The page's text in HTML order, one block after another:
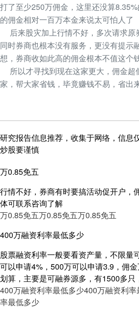
打了至少250万佣金，这里还没算
的佣金相对一百万本金来说太可怕人了
后来股灾加上行情不好，多次请求原
同时券商也根本没有服务，更没有提示
想，券商收如此高的佣金根本不值这个钱
所以才寻找到现在这家更大，佣金超
家，帮大家省钱，毕竟赚钱不易，省出
研究报告信息推荐，收集于网络，信息
炒股要谨慎
万0.85免五
行情不好，券商有时要搞活动促开户，
体可联系咨询了解
万0.85免五万0.85免五万0.85免五
400万融资利率最低多少
股票融资利率一般要看资产量，不限量
可以申请4%，500万可以申请3.9，佣
划算，主要是可融券源多，有1500多只
400万融资利率最低多少400万融资利
率最低多少